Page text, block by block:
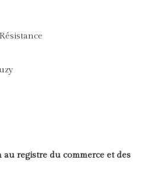
registre du commerce et des